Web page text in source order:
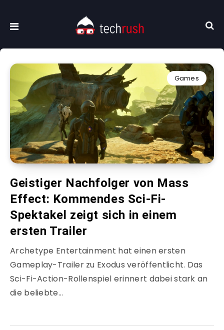
Games
Geistiger Nachfolger von Mass
Effect: Kommendes Sci-Fi-
Spektakel zeigt sich in einem
ersten Trailer
Archetype Entertainment hat einen ersten
Gameplay-Trailer zu Exodus veröffentlicht. Das
Sci-Fi-Action-Rollenspiel erinnert dabei stark an
die beliebte…